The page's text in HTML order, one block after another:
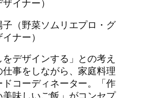
子（野菜ソムリエプロ・グ
ナー）
をデザインする」との考え
仕事をしながら、家庭料理
ドコーディネーター。「作